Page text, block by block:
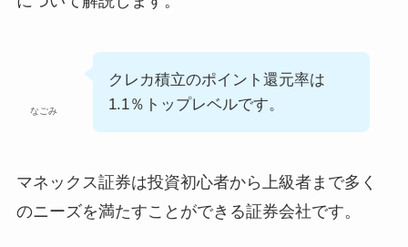
なごみ
クレカ積立のポイント還元率は
1.1％トップレベルです。
マネックス証券は投資初心者から上級者まで多く
のニーズを満たすことができる証券会社です。